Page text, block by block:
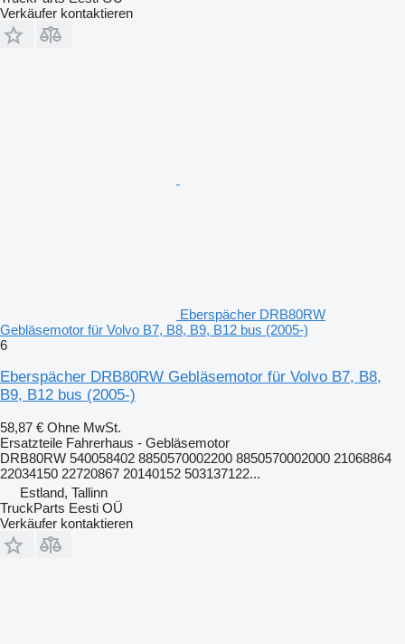
Verkäufer kontaktieren
Eberspächer DRB80RW
Gebläsemotor für Volvo B7, B8, B9, B12 bus (2005-)
6
Eberspächer DRB80RW Gebläsemotor für Volvo B7, B8,
B9, B12 bus (2005-)
58,87 € Ohne MwSt.
Ersatzteile Fahrerhaus - Gebläsemotor
DRB80RW 540058402 8850570002200 8850570002000 21068864
22034150 22720867 20140152 503137122...
Estland, Tallinn
TruckParts Eesti OÜ
Verkäufer kontaktieren